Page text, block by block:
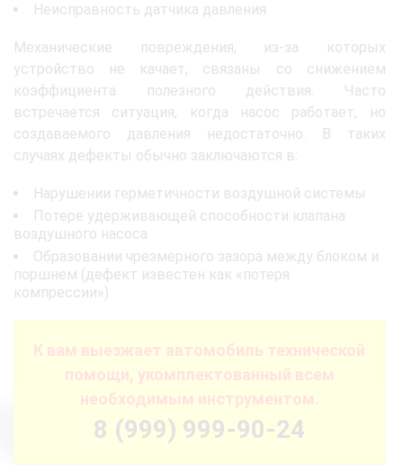
Неисправность датчика давления
Механические повреждения, из-за которых
устройство не качает, связаны со снижением
коэффициента полезного действия. Часто
встречается ситуация, когда насос работает, но
создаваемого давления недостаточно. В таких
случаях дефекты обычно заключаются в:
Нарушении герметичности воздушной системы
Потере удерживающей способности клапана
воздушного насоса
Образовании чрезмерного зазора между блоком и
поршнем (дефект известен как «потеря
компрессии»)
К вам выезжает автомобиль технической
помощи, укомплектованный всем
необходимым инструментом.
8 (999) 999-90-24